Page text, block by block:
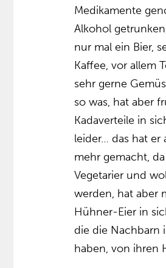
Medikamente
Alkohol
nur mal ein Bier,
Kaffee, vor allem
sehr gerne
so was, hat aber
Kadaverteile in
leider… das hat er
mehr gemacht,
Vegetarier und
werden, hat aber
Hühner-Eier in
die die Nachbarn
haben, von ihren